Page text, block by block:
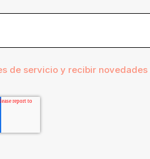
de servicio y recibir novedades